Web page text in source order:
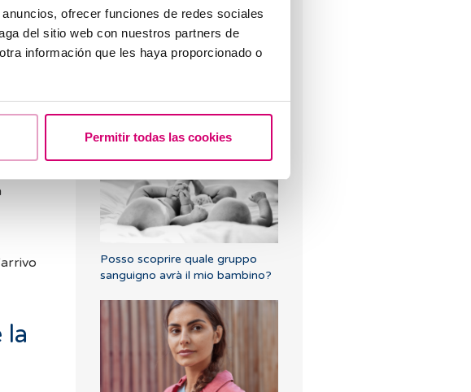
ofrecer funciones de redes sociales
del sitio web con nuestros partners de
información que les haya proporcionado o
Permitir todas las cookies
e
il
la
mestruale con un test di
Posso scoprire quale gruppo
sanguigno avrà il mio bambino?